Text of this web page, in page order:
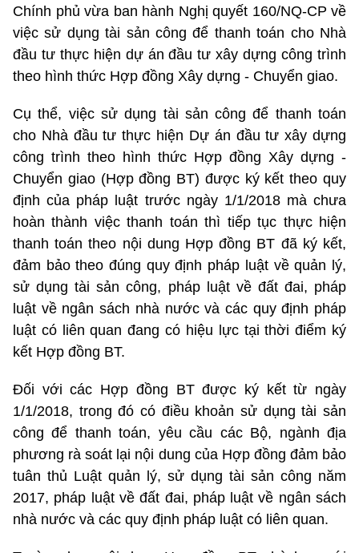
Chính phủ vừa ban hành Nghị quyết 160/NQ-CP về
việc sử dụng tài sản công để thanh toán cho Nhà
đầu tư thực hiện dự án đầu tư xây dựng công trình
theo hình thức Hợp đồng Xây dựng - Chuyển giao.
Cụ thể, việc sử dụng tài sản công để thanh toán
cho Nhà đầu tư thực hiện Dự án đầu tư xây dựng
công trình theo hình thức Hợp đồng Xây dựng -
Chuyển giao (Hợp đồng BT) được ký kết theo quy
định của pháp luật trước ngày 1/1/2018 mà chưa
hoàn thành việc thanh toán thì tiếp tục thực hiện
thanh toán theo nội dung Hợp đồng BT đã ký kết,
đảm bảo theo đúng quy định pháp luật về quản lý,
sử dụng tài sản công, pháp luật về đất đai, pháp
luật về ngân sách nhà nước và các quy định pháp
luật có liên quan đang có hiệu lực tại thời điểm ký
kết Hợp đồng BT.
Đối với các Hợp đồng BT được ký kết từ ngày
1/1/2018, trong đó có điều khoản sử dụng tài sản
công để thanh toán, yêu cầu các Bộ, ngành địa
phương rà soát lại nội dung của Hợp đồng đảm bảo
tuân thủ Luật quản lý, sử dụng tài sản công năm
2017, pháp luật về đất đai, pháp luật về ngân sách
nhà nước và các quy định pháp luật có liên quan.